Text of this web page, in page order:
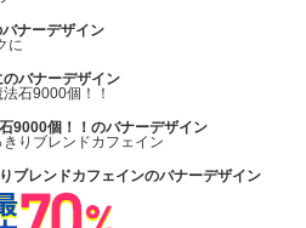
ナーデザイン
バナーデザイン
9000個！！のバナーデザイン
ブレンドカフェインのバナーデザイン